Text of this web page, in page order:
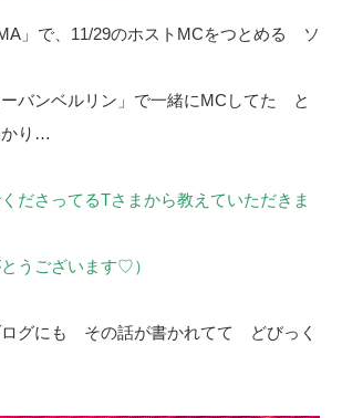
」で、11/29のホストMCをつとめる ソ
バンベルリン」で一緒にMCしてた と
かり…
くださってるTさまから教えていただきま
うございます♡）
ログにも その話が書かれてて どびっく